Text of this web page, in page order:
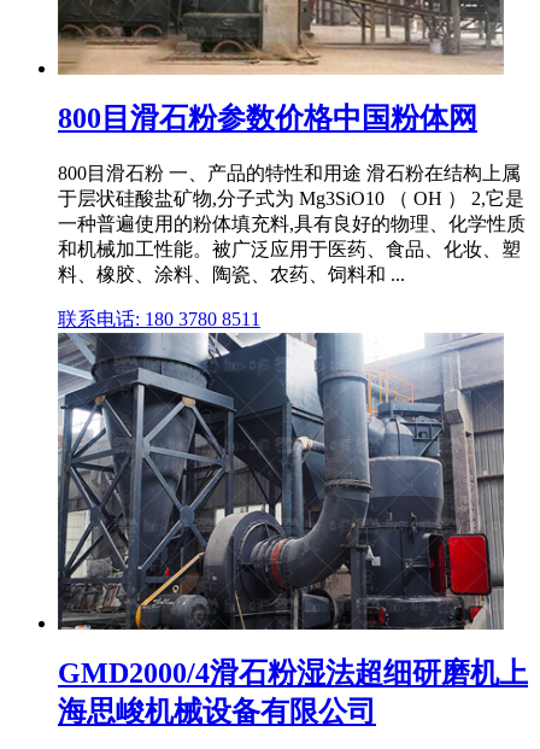
800目滑石粉参数价格中国粉体网
800目滑石粉 一、产品的特性和用途 滑石粉在结构上属
于层状硅酸盐矿物,分子式为 Mg3SiO10 （ OH ） 2,它是
一种普遍使用的粉体填充料,具有良好的物理、化学性质
和机械加工性能。被广泛应用于医药、食品、化妆、塑
料、橡胶、涂料、陶瓷、农药、饲料和 ...
联系电话: 180 3780 8511
GMD2000/4滑石粉湿法超细研磨机上
海思峻机械设备有限公司